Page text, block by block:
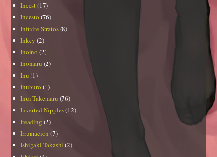
Incest (17)
Incesto (76)
Infinite Stratos(8)
Inkey (2)
Inoino (2)
Inomaru (2)
Inu (1)
Inuburo (1)
Inui Takemaru (76)
Inverted Nipples(12)
Ireading (2)
Irrumacion (7)
Ishigaki Takashi (2)